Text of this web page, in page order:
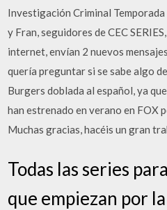
Investigación Criminal
y Fran, seguidores de CEC
internet, envían 2 nuevos
quería preguntar si se sabe algo
Burgers doblada al español, ya
han estrenado en verano en FOX
Muchas gracias, hacéis un gran
Todas las series
que empiezan por